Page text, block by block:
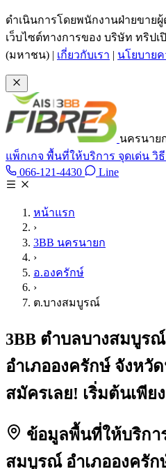
ข้ามไปเนื้อหาหลัก
ดำเนินการโดยพนักงานฝ่ายขาย
เว็บไซต์ทางการของ บริษัท ทริป
(มหาชน) | เกี่ยวกับเรา | นโยบาย
นครนาย
แพ็กเกจ พื้นที่ให้บริการ จุดเด่น วิ
066-121-4430 โทร 066-121-4430
LineLine
หน้าแรก
›
3BB นครนายก
›
อ.องครักษ์
›
ต.บางสมบูรณ์
3BB ตำบลบางสมบูรณ์
อำเภอองครักษ์ จังหวั
สมัครเลย! เริ่มต้นเพีย
ข้อมูลพื้นที่ให้บริกา
สมบูรณ์ อำเภอองครัก